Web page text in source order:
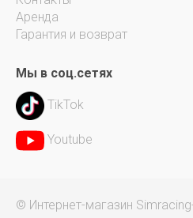
Аренда
Гарантия и возврат
Мы в соц.сетях
TikTok
Youtube
© Интернет-магазин